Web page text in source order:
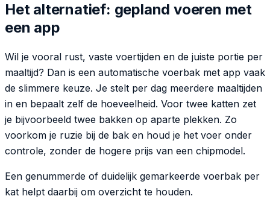
Het alternatief: gepland voeren met
een app
Wil je vooral rust, vaste voertijden en de juiste portie per
maaltijd? Dan is een automatische voerbak met app vaak
de slimmere keuze. Je stelt per dag meerdere maaltijden
in en bepaalt zelf de hoeveelheid. Voor twee katten zet
je bijvoorbeeld twee bakken op aparte plekken. Zo
voorkom je ruzie bij de bak en houd je het voer onder
controle, zonder de hogere prijs van een chipmodel.
Een genummerde of duidelijk gemarkeerde voerbak per
kat helpt daarbij om overzicht te houden.